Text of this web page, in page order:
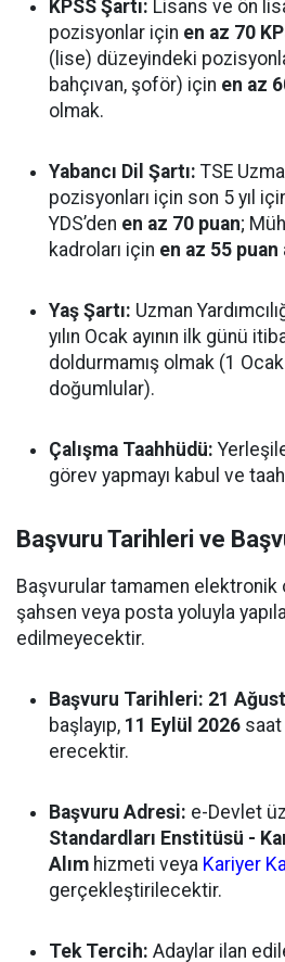
KPSS Şartı: Lisans ve ön
pozisyonlar için en az 70
(lise) düzeyindeki
bahçıvan, şoför) için en az
olmak.
Yabancı Dil Şartı: TSE
pozisyonları için son 5 yıl
YDS’den en az 70 puan;
kadroları için en az 55 puan
Yaş Şartı: Uzman
yılın Ocak ayının ilk günü
doldurmamış olmak (1
doğumlular).
Çalışma Taahhüdü:
görev yapmayı kabul ve
Başvuru Tarihleri ve
Başvurular tamamen elektronik
şahsen veya posta yoluyla
edilmeyecektir.
Başvuru Tarihleri: 21
başlayıp, 11 Eylül 2026
erecektir.
Başvuru Adresi: e-Devlet
Standardları Enstitüsü -
Alım hizmeti veya Kariyer
gerçekleştirilecektir.
Tek Tercih: Adaylar ilan